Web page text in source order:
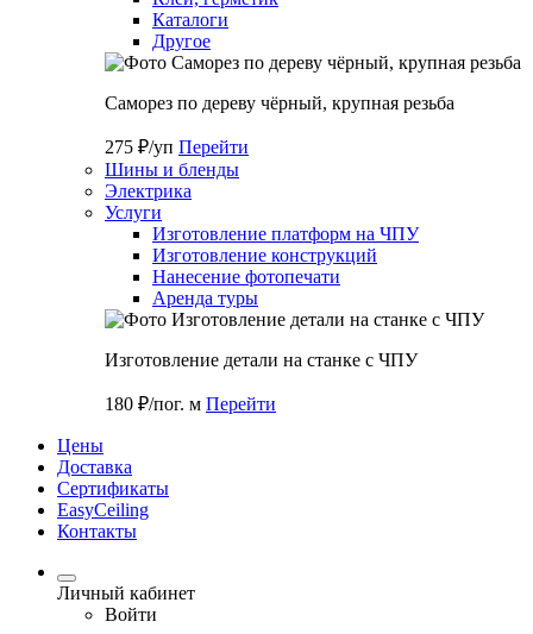
Каталоги
Другое
Саморез по дереву чёрный, крупная резьба
275 ₽/уп Перейти
Шины и бленды
Электрика
Услуги
Изготовление платформ на ЧПУ
Изготовление конструкций
Нанесение фотопечати
Аренда туры
Изготовление детали на станке с ЧПУ
180 ₽/пог. м Перейти
Цены
Доставка
Cертификаты
EasyCeiling
Контакты
Личный кабинет
Войти